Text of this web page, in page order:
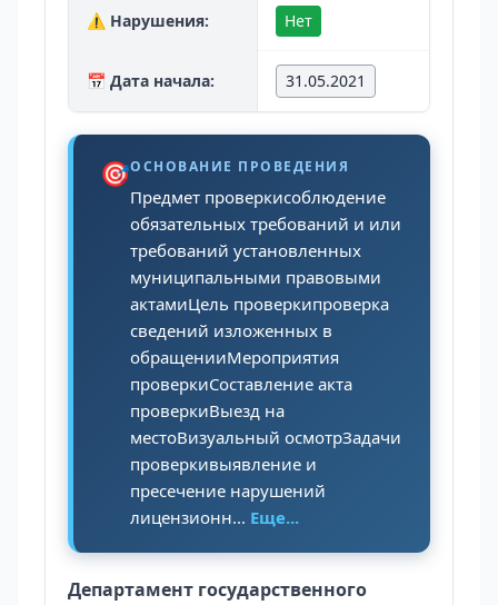
⚠️ Нарушения: Нет
📅 Дата начала: 31.05.2021
🎯ОСНОВАНИЕ ПРОВЕДЕНИЯ
Предмет проверкисоблюдение
обязательных требований и или
требований установленных
муниципальными правовыми
актамиЦель проверкипроверка
сведений изложенных в
обращенииМероприятия
проверкиСоставление акта
проверкиВыезд на
местоВизуальный осмотрЗадачи
проверкивыявление и
пресечение нарушений
лицензионн... Еще...
Департамент государственного